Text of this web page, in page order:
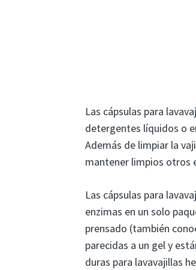
Las cápsulas para
detergentes líquidos o
Además de limpiar la
mantener limpios otros
Las cápsulas para
enzimas en un solo
prensado (también
parecidas a un gel y
duras para lavavajillas